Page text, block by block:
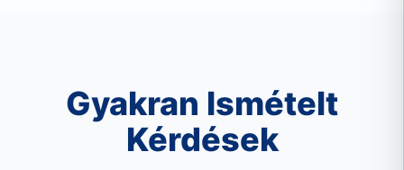
Gyakran Ismételt
Kérdések